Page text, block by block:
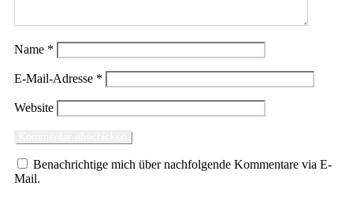
Name *
E-Mail-Adresse *
Website
Benachrichtige mich über nachfolgende Kommentare via E-
Mail.